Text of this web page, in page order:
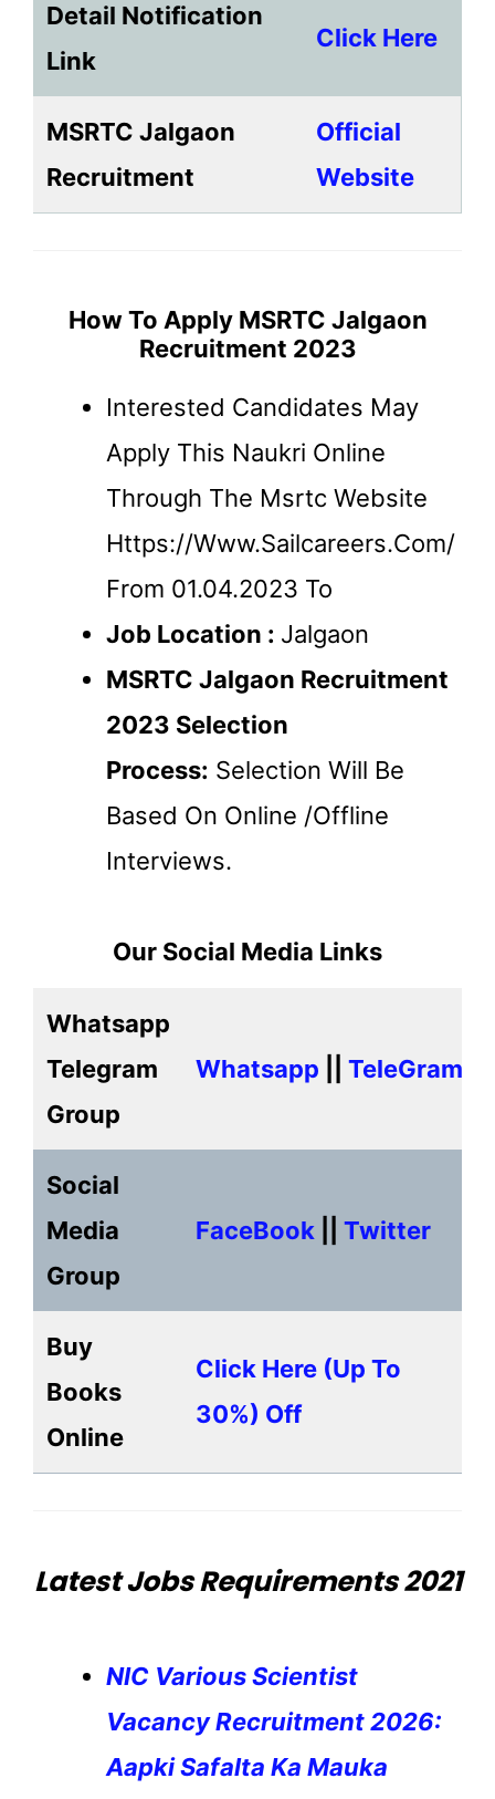
Detail Notification
Link
Click Here
MSRTC Jalgaon
Recruitment
Official
Website
How To Apply MSRTC Jalgaon
Recruitment 2023
Interested Candidates May
Apply This Naukri Online
Through The Msrtc Website
Https://www.sailcareers.com/
From 01.04.2023 To
Job Location : Jalgaon
MSRTC Jalgaon Recruitment
2023 Selection
Process: Selection Will Be
Based On Online /Offline
Interviews.
Our Social Media Links
Whatsapp
Telegram
Group
Whatsapp TeleGram
Social
Media
Group
FaceBook Twitter
Buy
Books
Online
Click Here (up To
30%) Off
Latest Jobs Requirements 2021
NIC Various Scientist
Vacancy Recruitment 2026:
Aapki Safalta Ka Mauka